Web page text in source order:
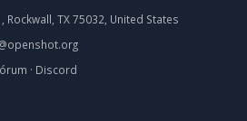
Rockwall, TX 75032, United States
· Discord